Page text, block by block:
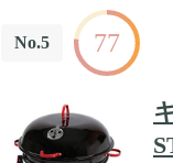
ス】各種パーツのご用
くはコールマンHPのパ
オールステンレス製な
引き出し式なので炭を
No.5 77